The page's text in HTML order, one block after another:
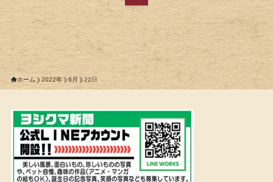
ホーム 2022年 6月 22日